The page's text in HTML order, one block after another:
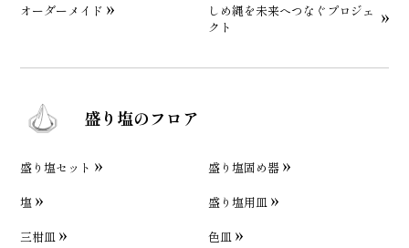
オーダーメイド
しめ縄を未来へつなぐプロジェ
クト
盛り塩のフロア
盛り塩セット
盛り塩固め器
塩
盛り塩用皿
三柑皿
色皿